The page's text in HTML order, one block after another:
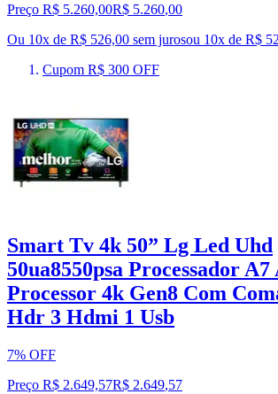
Preço R$ 5.260,00R$ 5.260,00
Ou 10x de R$ 526,00 sem jurosou 10x de R$
Cupom R$ 300 OFF
Smart Tv 4k 50” Lg Led Uhd
50ua8550psa Processador A7
Processor 4k Gen8 Com
Hdr 3 Hdmi 1 Usb
7% OFF
Preço R$ 2.649,57R$ 2.649,57